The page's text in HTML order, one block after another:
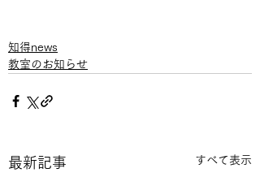
知得news
教室のお知らせ
最新記事 すべて表示